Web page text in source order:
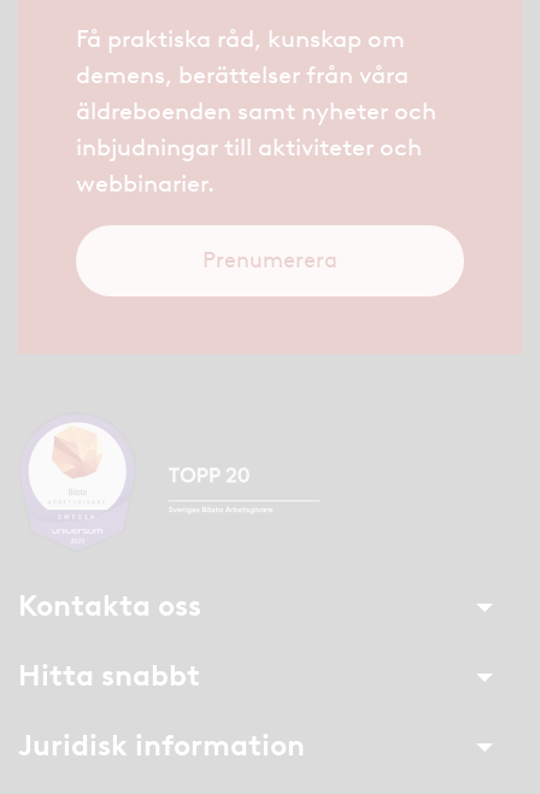
Få praktiska råd, kunskap om
demens, berättelser från våra
äldreboenden samt nyheter och
inbjudningar till aktiviteter och
webbinarier.
Prenumerera
Kontakta oss
Hitta snabbt
Juridisk information